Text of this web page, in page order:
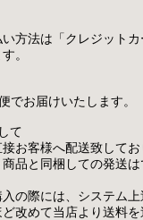
方法は「クレジット
。
でお届けいたします。
て
お客様へ配送致してお
品と同梱しての発送
の際には、システム
改めて当店より送料